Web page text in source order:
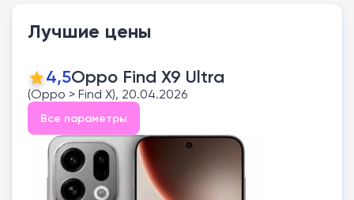
Лучшие цены
4,5Oppo Find X9 Ultra
(Oppo > Find X), 20.04.2026
Все параметры